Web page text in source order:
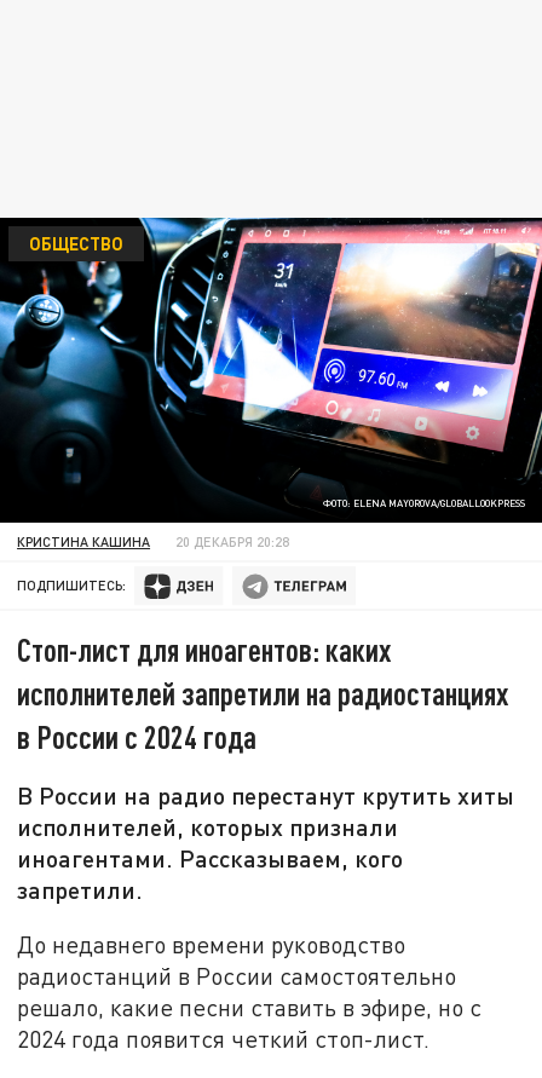
ФОТО: ELENA MAYOROVA/GLOBALLOOKPRESS
ОБЩЕСТВО
КРИСТИНА КАШИНА 20 ДЕКАБРЯ 20:28
ПОДПИШИТЕСЬ:
Стоп-лист для иноагентов: каких
исполнителей запретили на радиостанциях
в России с 2024 года
В России на радио перестанут крутить хиты
исполнителей, которых признали
иноагентами. Рассказываем, кого
запретили.
До недавнего времени руководство
радиостанций в России самостоятельно
решало, какие песни ставить в эфире, но с
2024 года появится четкий стоп-лист.